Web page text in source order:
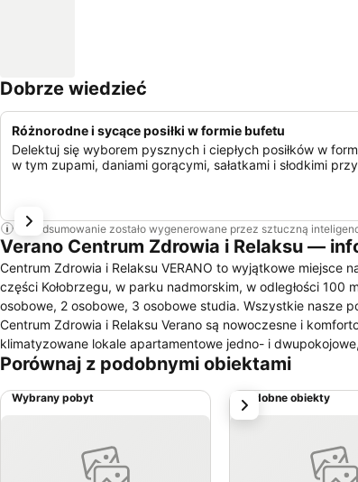
Dobrze wiedzieć
Różnorodne i sycące posiłki w formie bufetu
Delektuj się wyborem pysznych i ciepłych posiłków w
w tym zupami, daniami gorącymi, sałatkami i słodkimi
To podsumowanie zostało wygenerowane przez sztuczną
Verano Centrum Zdrowia i Relaksu —
Centrum Zdrowia i Relaksu VERANO to wyjątkowe miejsce
części Kołobrzegu, w parku nadmorskim, w odległości
osobowe, 2 osobowe, 3 osobowe studia. Wszystkie nasze
Centrum Zdrowia i Relaksu Verano są nowoczesne i
klimatyzowane lokale apartamentowe jedno- i
Apartamenty VERANO Kołobrzeg to unikalna propozycja
zdrowia oraz sił w ramach oferowanych zabiegów. Bez
ścieżkach rowerowych gwarantuje doskonały komfort dla
połączenie kołobrzeskiego mikroklimatu z bogatym
Porównaj z podobnymi obiektami
Wybrany pobyt Podobne obiekty
Następny